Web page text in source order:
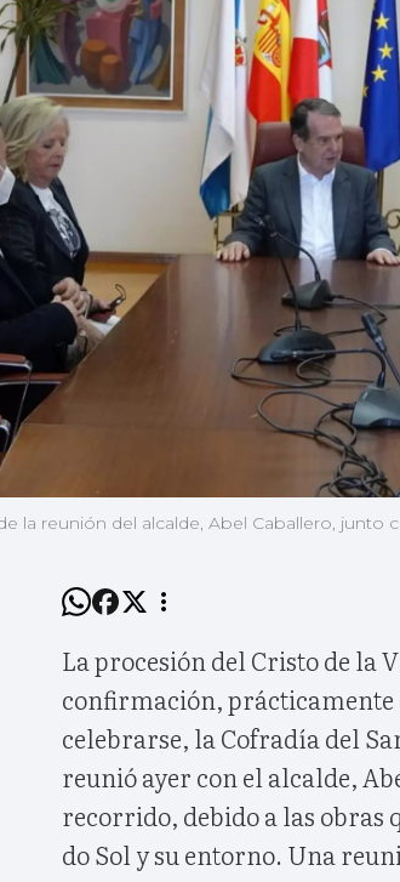
la reunión del alcalde, Abel Caballero, junto
La procesión del Cristo de la
confirmación, prácticamente
celebrarse, la Cofradía del
reunió ayer con el alcalde,
recorrido, debido a las obras
do Sol y su entorno. Una